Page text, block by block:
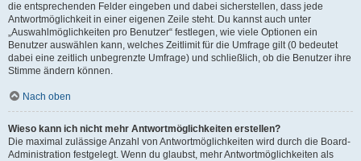
die entsprechenden Felder eingeben und dabei sicherstellen, dass jede
Antwortmöglichkeit in einer eigenen Zeile steht. Du kannst auch unter
„Auswahlmöglichkeiten pro Benutzer“ festlegen, wie viele Optionen ein
Benutzer auswählen kann, welches Zeitlimit für die Umfrage gilt (0 bedeutet
dabei eine zeitlich unbegrenzte Umfrage) und schließlich, ob die Benutzer ihre
Stimme ändern können.
Nach oben
Wieso kann ich nicht mehr Antwortmöglichkeiten erstellen?
Die maximal zulässige Anzahl von Antwortmöglichkeiten wird durch die Board-
Administration festgelegt. Wenn du glaubst, mehr Antwortmöglichkeiten als